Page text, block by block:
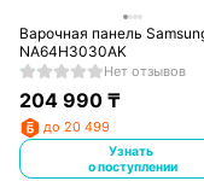
Варочная панель
NA64H3030AK
Нет отзывов
204 990₸
до 20 499
Узнать
о поступлении